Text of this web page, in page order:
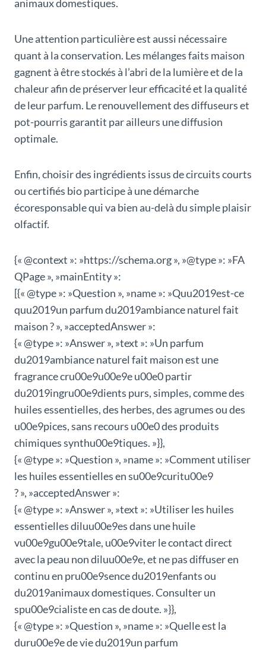
animaux domestiques.
Une attention particulière est aussi nécessaire
quant à la conservation. Les mélanges faits maison
gagnent à être stockés à l’abri de la lumière et de la
chaleur afin de préserver leur efficacité et la qualité
de leur parfum. Le renouvellement des diffuseurs et
pot-pourris garantit par ailleurs une diffusion
optimale.
Enfin, choisir des ingrédients issus de circuits courts
ou certifiés bio participe à une démarche
écoresponsable qui va bien au-delà du simple plaisir
olfactif.
{« @context »: »https://schema.org », »@type »: »FA
QPage », »mainEntity »:
[{« @type »: »Question », »name »: »Quu2019est-ce
quu2019un parfum du2019ambiance naturel fait
maison ? », »acceptedAnswer »:
{« @type »: »Answer », »text »: »Un parfum
du2019ambiance naturel fait maison est une
fragrance cru00e9u00e9e u00e0 partir
du2019ingru00e9dients purs, simples, comme des
huiles essentielles, des herbes, des agrumes ou des
u00e9pices, sans recours u00e0 des produits
chimiques synthu00e9tiques. »}},
{« @type »: »Question », »name »: »Comment utiliser
les huiles essentielles en su00e9curitu00e9
? », »acceptedAnswer »:
{« @type »: »Answer », »text »: »Utiliser les huiles
essentielles diluu00e9es dans une huile
vu00e9gu00e9tale, u00e9viter le contact direct
avec la peau non diluu00e9e, et ne pas diffuser en
continu en pru00e9sence du2019enfants ou
du2019animaux domestiques. Consulter un
spu00e9cialiste en cas de doute. »}},
{« @type »: »Question », »name »: »Quelle est la
duru00e9e de vie du2019un parfum